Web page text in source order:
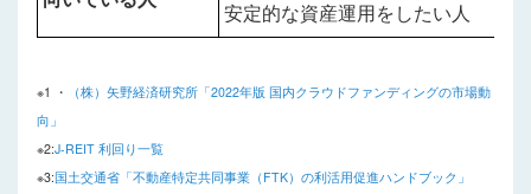
安定的な資産運用をしたい人
※1 ・
（株）矢野経済研究所「2022年版 国内クラウドファンディングの市場動
向」
※2:J-REIT 利回り一覧
※3:国土交通省「不動産特定共同事業（FTK）の利活用促進ハンドブック」